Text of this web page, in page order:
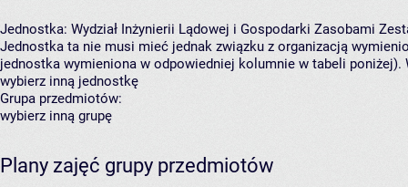
Jednostka: Wydział Inżynierii Lądowej i Gospodarki Zasobami
Jednostka ta nie musi mieć jednak związku z organizacją
jednostka wymieniona w odpowiedniej kolumnie w tabeli
wybierz inną jednostkę
Grupa przedmiotów:
wybierz inną grupę
Plany zajęć grupy przedmiotów